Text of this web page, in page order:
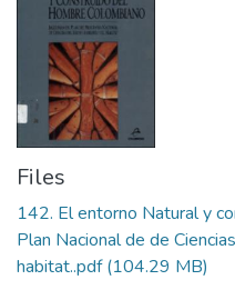
Files
142. El entorno Natural y
Plan Nacional de de
habitat..pdf(104.29 MB)